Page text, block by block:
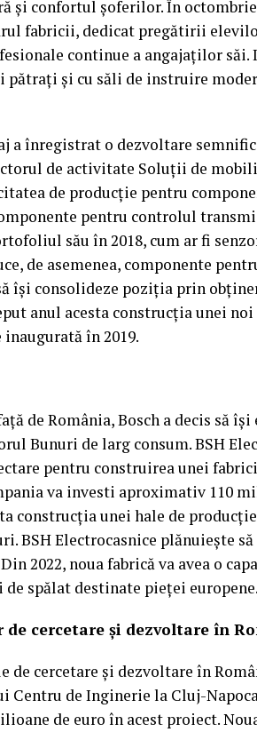
şi confortul şoferilor. În octombrie
fabricii, dedicat pregătirii
continue a angajaţilor săi.
pătraţi şi cu săli de instruire
a înregistrat o dezvoltare
de activitate Soluţii de
de producţie pentru
pentru controlul
său în 2018, cum ar fi
de asemenea, componente
îşi consolideze poziţia prin
anul acesta construcţia unei
în 2019.
de România, Bosch a decis să
Bunuri de larg consum. BSH
pentru construirea unei
va investi aproximativ 110
construcţia unei hale de
BSH Electrocasnice plănuieşte
2022, noua fabrică va avea o
spălat destinate pieţei europene.
cercetare şi dezvoltare în
cercetare şi dezvoltare în
Centru de Inginerie la Cluj-
de euro în acest proiect.